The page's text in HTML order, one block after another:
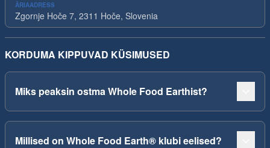
ÄRIAADRESS
Zgornje Hoče 7, 2311 Hoče, Slovenia
KORDUMA KIPPUVAD KÜSIMUSED
Miks peaksin ostma Whole Food Earthist?
Millised on Whole Food Earth® klubi eelised?